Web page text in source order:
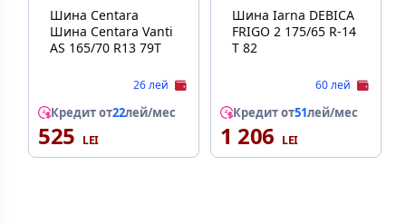
Шина Centara
Шина Centara Vanti
AS 165/70 R13 79T
26 лей
Кредит от22лей/мес
525
Шина Iarna DEBICA
FRIGO 2 175/65 R-14
T 82
60 лей
Кредит от51лей/мес
1 206